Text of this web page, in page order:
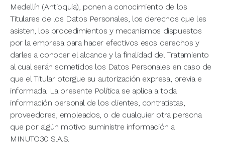
Medellín (Antioquia), ponen a conocimiento de los
Titulares de los Datos Personales, los derechos que les
asisten, los procedimientos y mecanismos dispuestos
por la empresa para hacer efectivos esos derechos y
darles a conocer el alcance y la finalidad del Tratamiento
al cual serán sometidos los Datos Personales en caso de
que el Titular otorgue su autorización expresa, previa e
informada. La presente Política se aplica a toda
información personal de los clientes, contratistas,
proveedores, empleados, o de cualquier otra persona
que por algún motivo suministre información a
MINUTO30 S.A.S.